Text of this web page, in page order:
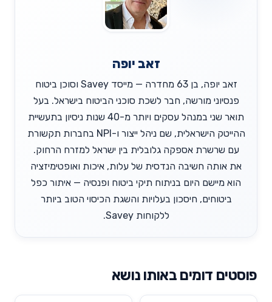
זאב יופה
זאב יופה, בן 63 מחדרה — מייסד Savey וסוכן ביטוח
פנסיוני מורשה, חבר לשכת סוכני הביטוח בישראל. בעל
תואר שני במנהל עסקים ויותר מ-40 שנות ניסיון בתעשיית
ההייטק הישראלית, שם ניהל ייצור ו-NPI בחברות תקשורת
עם שרשרת אספקה גלובלית בין ישראל למזרח הרחוק.
את אותה חשיבה הנדסית של עלות, איכות ואופטימיזציה
הוא מיישם היום בניתוח תיקי ביטוח ופנסיה — איתור כפל
ביטוחים, חיסכון בעלויות והשגת הכיסוי הטוב ביותר
ללקוחות Savey.
פוסטים דומים באותו נושא